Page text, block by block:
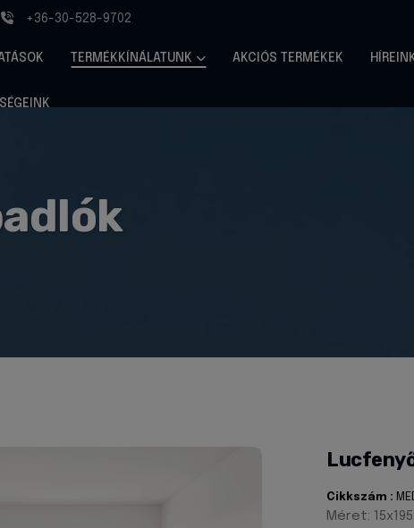
+36-30-528-9702
TERMÉKKÍNÁLATUNK AKCIÓS TERMÉKEK
Cikkszám :
Méret: